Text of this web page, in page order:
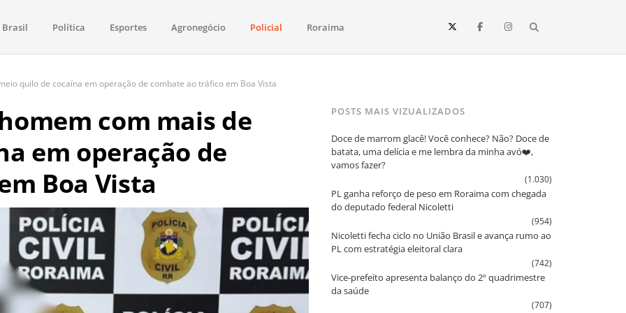
saúde, esportes, economia e os principais acontecimentos de Boa Vista e todo o estado de Roraima. Fique sempre informado
Brasil Política Esportes Agronegócio Policial Roraima
quilo de cocaína em operação de combate ao tráfico em Boa Vista
com mais de
em operação de
Boa Vista
POSTS MAIS VIZUALIZADOS
Doce de marrom glacê! Você conhece? Não? Doce de
batata, uma delícia e me lembra da minha avó❤️,
vamos fazer?
(1.030)
PL ganha reforço de peso em Roraima com chegada
do deputado federal Nicoletti
(954)
Nicoletti fecha ciclo no União Brasil e avança rumo ao
PL com estratégia eleitoral clara
(742)
Vice‑prefeito apresenta balanço do 2º quadrimestre
da saúde
(707)